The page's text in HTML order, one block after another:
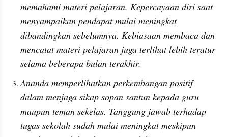
memahami materi pelajaran. Kepercayaan diri saat
menyampaikan pendapat mulai meningkat
dibandingkan sebelumnya. Kebiasaan membaca dan
mencatat materi pelajaran juga terlihat lebih teratur
selama beberapa bulan terakhir.
Ananda memperlihatkan perkembangan positif
dalam menjaga sikap sopan santun kepada guru
maupun teman sekelas. Tanggung jawab terhadap
tugas sekolah sudah mulai meningkat meskipun